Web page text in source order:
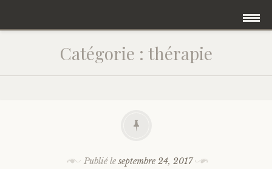
contenu
Catégorie : thérapie
Publié le septembre 24, 2017